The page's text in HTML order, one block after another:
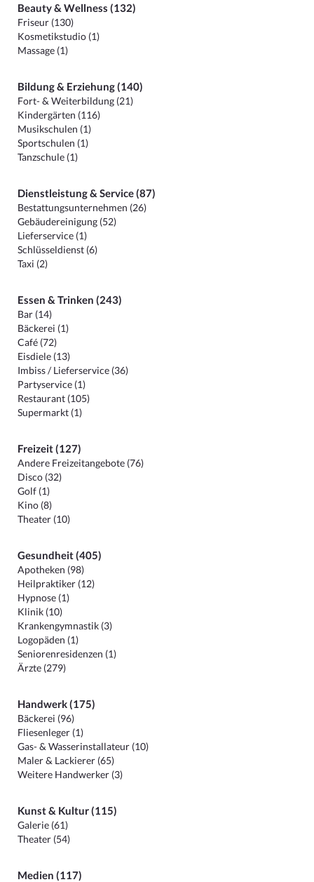
Beauty & Wellness (132)
Friseur (130)
Kosmetikstudio (1)
Massage (1)
Bildung & Erziehung (140)
Fort- & Weiterbildung (21)
Kindergärten (116)
Musikschulen (1)
Sportschulen (1)
Tanzschule (1)
Dienstleistung & Service (87)
Bestattungsunternehmen (26)
Gebäudereinigung (52)
Lieferservice (1)
Schlüsseldienst (6)
Taxi (2)
Essen & Trinken (243)
Bar (14)
Bäckerei (1)
Café (72)
Eisdiele (13)
Imbiss / Lieferservice (36)
Partyservice (1)
Restaurant (105)
Supermarkt (1)
Freizeit (127)
Andere Freizeitangebote (76)
Disco (32)
Golf (1)
Kino (8)
Theater (10)
Gesundheit (405)
Apotheken (98)
Heilpraktiker (12)
Hypnose (1)
Klinik (10)
Krankengymnastik (3)
Logopäden (1)
Seniorenresidenzen (1)
Ärzte (279)
Handwerk (175)
Bäckerei (96)
Fliesenleger (1)
Gas- & Wasserinstallateur (10)
Maler & Lackierer (65)
Weitere Handwerker (3)
Kunst & Kultur (115)
Galerie (61)
Theater (54)
Medien (117)